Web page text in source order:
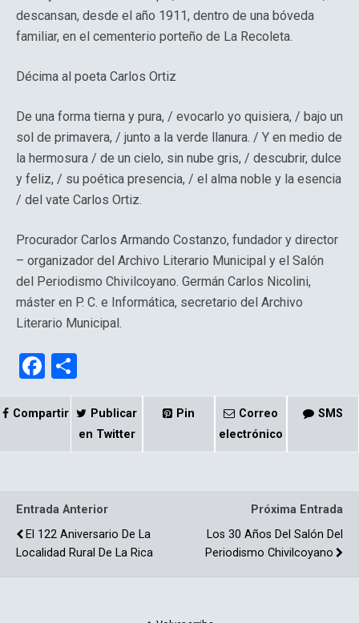
descansan, desde el año 1911, dentro de una bóveda
familiar, en el cementerio porteño de La Recoleta.
Décima al poeta Carlos Ortiz
De una forma tierna y pura, / evocarlo yo quisiera, / bajo un
sol de primavera, / junto a la verde llanura. / Y en medio de
la hermosura / de un cielo, sin nube gris, / descubrir, dulce
y feliz, / su poética presencia, / el alma noble y la esencia
/ del vate Carlos Ortiz.
Procurador Carlos Armando Costanzo, fundador y director
– organizador del Archivo Literario Municipal y el Salón
del Periodismo Chivilcoyano. Germán Carlos Nicolini,
máster en P. C. e Informática, secretario del Archivo
Literario Municipal.
F
a
ce
k
o
m
p
Compartir
Publicar
en Twitter
Pin
Correo
electrónico
SMS
Entrada Anterior
El 122 Aniversario De La
Localidad Rural De La Rica
Próxima Entrada
Los 30 Años Del Salón Del
Periodismo Chivilcoyano